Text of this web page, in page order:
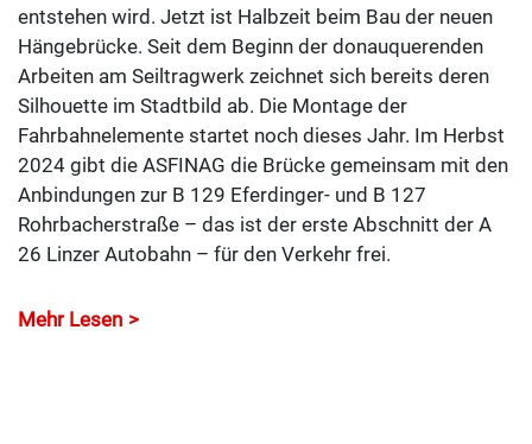
entstehen wird. Jetzt ist Halbzeit beim Bau der neuen
Hängebrücke. Seit dem Beginn der donauquerenden
Arbeiten am Seiltragwerk zeichnet sich bereits deren
Silhouette im Stadtbild ab. Die Montage der
Fahrbahnelemente startet noch dieses Jahr. Im Herbst
2024 gibt die ASFINAG die Brücke gemeinsam mit den
Anbindungen zur B 129 Eferdinger- und B 127
Rohrbacherstraße – das ist der erste Abschnitt der A
26 Linzer Autobahn – für den Verkehr frei.
Mehr Lesen